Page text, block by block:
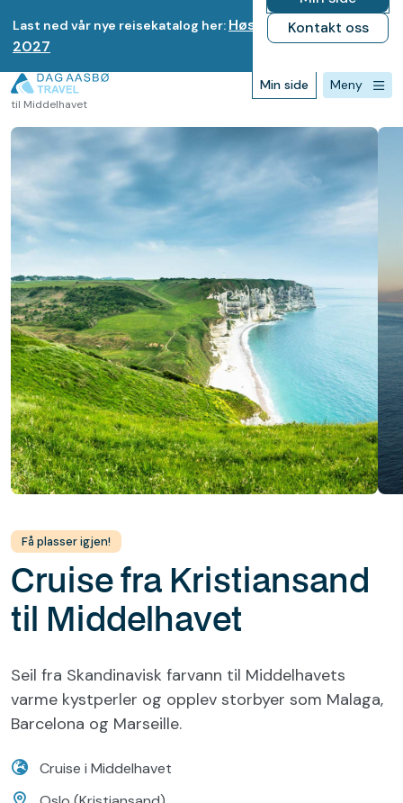
Last ned vår nye reisekatalog her: Høst 2026-Vinter
2027
Kontakt oss
Min side Meny
Forsiden>Destinasjoner >Cruise fra Kristiansand
til Middelhavet
Få plasser igjen!
Cruise fra Kristiansand
til Middelhavet
Seil fra Skandinavisk farvann til Middelhavets
varme kystperler og opplev storbyer som Malaga,
Barcelona og Marseille.
Cruise i Middelhavet